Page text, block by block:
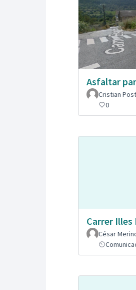
Asfaltar
Cristian
0
Carrer Illes
César